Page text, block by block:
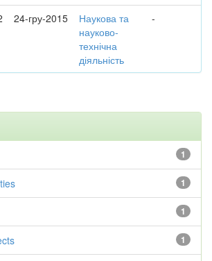
24-гру-2015
Наукова та
науково-
технічна
діяльність
-
1
1
1
1